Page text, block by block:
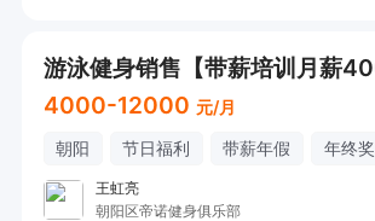
4000-12000 元/月
朝阳 节日福利 带薪年假 年终奖
王虹亮
朝阳区帝诺健身俱乐部